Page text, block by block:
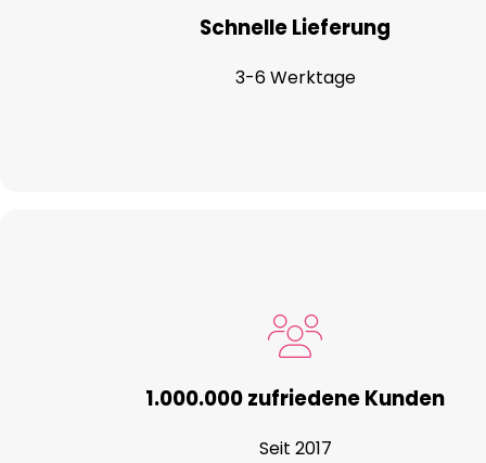
Schnelle Lieferung
3-6 Werktage
1.000.000 zufriedene Kunden
Seit 2017